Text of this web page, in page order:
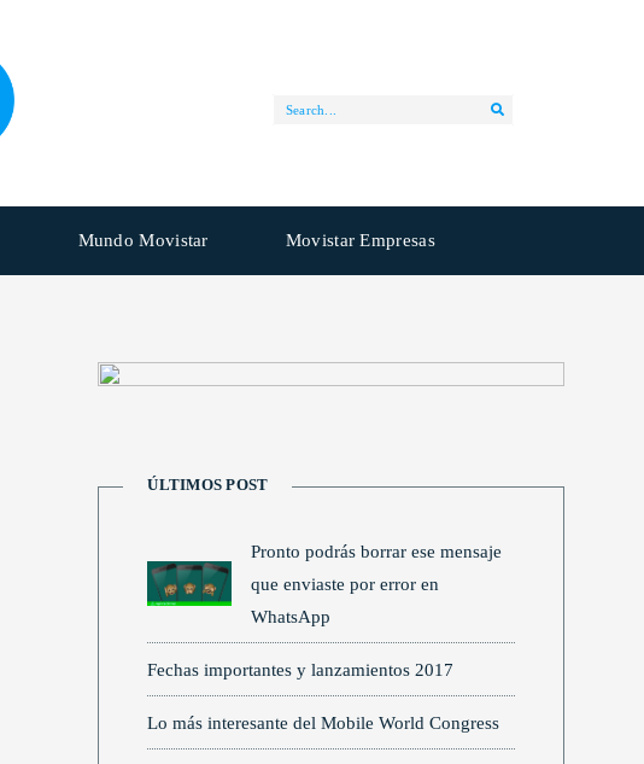
Mundo Movistar Movistar Empresas
ÚLTIMOS POST
Pronto podrás borrar ese mensaje
que enviaste por error en
WhatsApp
Fechas importantes y lanzamientos 2017
Lo más interesante del Mobile World Congress